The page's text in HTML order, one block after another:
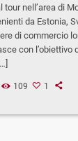
nell’area di
da Estonia,
di commercio
con l’obiettivo
109 1